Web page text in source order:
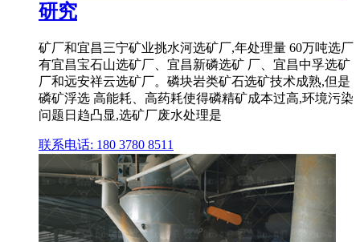
研究
矿厂和宜昌三宁矿业挑水河选矿厂,年处理量 60万吨选厂
有宜昌宝石山选矿厂、宜昌新磷选矿 厂、宜昌中孚选矿
厂和远安祥云选矿厂。磷块岩类矿石选矿技术成熟,但是
磷矿浮选 高能耗、高药耗使得磷精矿成本过高,环境污染
问题日趋凸显,选矿厂废水处理是
联系电话: 180 3780 8511